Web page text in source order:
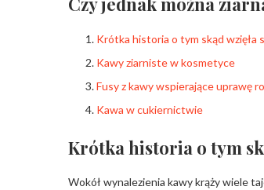
Krótka historia o tym skąd wzięła
Kawy ziarniste w kosmetyce
Fusy z kawy wspierające uprawę
Kawa w cukiernictwie
Krótka historia o tym
Wokół wynalezienia kawy krąży wiele